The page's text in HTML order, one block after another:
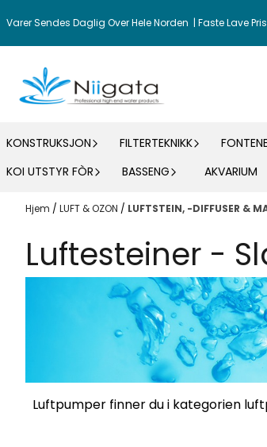
Hopp til innhold
Varer Sendes Daglig Over Hele Norden | Faste Lave
KONSTRUKSJON FILTERTEKNIKK
KOI UTSTYR FÒR
BASSENG AKVARIUM
Hjem / LUFT & OZON / LUFTSTEIN, -DIFFUSER &
Luftesteiner -
Luftpumper finner du i kategorien